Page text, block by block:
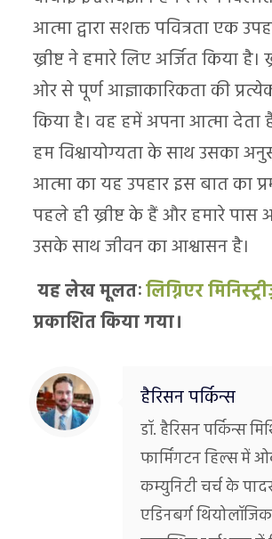
आत्मा द्वारा सशक्त पवित्रता एक
ख्रीष्ट ने हमारे लिए अर्जित किया है।
ओर से पूर्ण आज्ञाकारिकता की
किया है। वह हमें अपना आत्मा देता
हम विश्वायोग्यता के साथ उसका
आत्मा का यह उपहार इस बात का
पहले ही ख्रीष्ट के हैं और हमारे पास
उसके साथ जीवन का आश्वासन है।
यह लेख मूलतःलिग्निएर
प्रकाशित किया गया।
हैरिसन पर्किन्स
डॉ. हैरिसन पर्किन्स
फार्मिंगटन हिल्स में
कम्युनिटी चर्च के
एडिनबर्ग